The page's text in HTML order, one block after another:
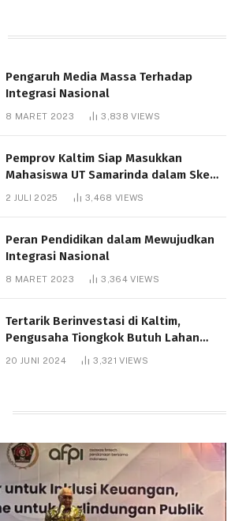
Pengaruh Media Massa Terhadap
Integrasi Nasional
8 MARET 2023 3,838VIEWS
Pemprov Kaltim Siap Masukkan
Mahasiswa UT Samarinda dalam Skema
Bantuan Pendidikan Gratispol
2 JULI 2025 3,468 VIEWS
Peran Pendidikan dalam Mewujudkan
Integrasi Nasional
8 MARET 2023 3,364VIEWS
Tertarik Berinvestasi di Kaltim,
Pengusaha Tiongkok Butuh Lahan
1.000 Hektare
20 JUNI 2024 3,321VIEWS